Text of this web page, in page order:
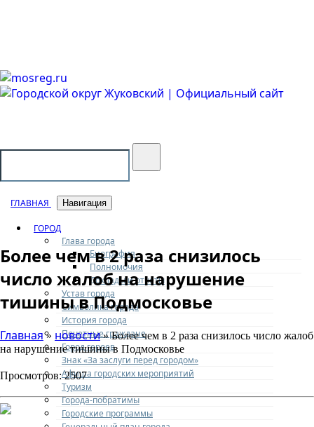
ГЛАВНАЯ Навигация
ГОРОД
Глава города
Биография
Полномочия
Доклады и отчеты
Устав города
Символика города
История города
Почетные граждане
Город героев
Знак «За заслуги перед городом»
Афиша городских мероприятий
Туризм
Города-побратимы
Городские программы
Более чем в 2 раза снизилось
число жалоб на нарушение
тишины в Подмосковье
Главная» новости» Более чем в 2 раза снизилось число жалоб
на нарушение тишины в Подмосковье
Просмотров: 2507